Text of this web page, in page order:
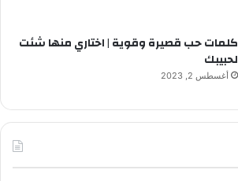
كلمات حب قصيرة وقوية | اختاري منها شئت
لحبيبك
أغسطس 2, 2023